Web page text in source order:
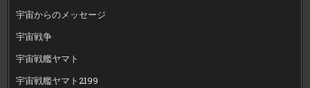
宇宙からのメッセージ
宇宙戦争
宇宙戦艦ヤマト
宇宙戦艦ヤマト2199